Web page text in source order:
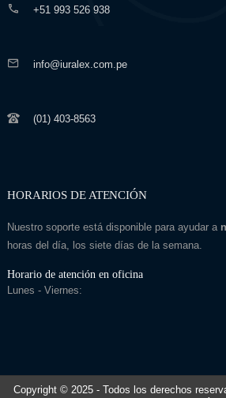
+51 993 526 938
info@iuralex.com.pe
(01) 403-8563
HORARIOS DE ATENCIÓN
Nuestro soporte está disponible para ayudar a
horas del día, los siete días de la semana.
Horario de atención en oficina
Lunes - Viernes:
Copyright © 2025- Todos los derechos